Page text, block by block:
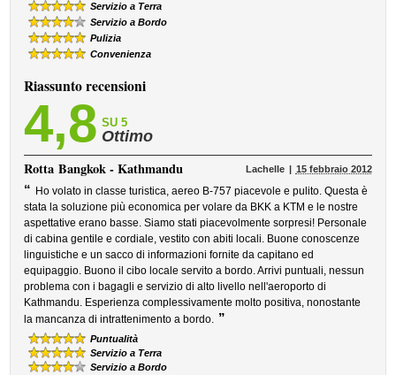
Servizio a Terra
Servizio a Bordo
Pulizia
Convenienza
Riassunto recensioni
4,8 SU 5
Ottimo
RottaBangkok - Kathmandu Lachelle 15 febbraio 2012
“ Ho volato in classe turistica, aereo B-757 piacevole e pulito. Questa è
stata la soluzione più economica per volare da BKK a KTM e le nostre
aspettative erano basse. Siamo stati piacevolmente sorpresi! Personale
di cabina gentile e cordiale, vestito con abiti locali. Buone conoscenze
linguistiche e un sacco di informazioni fornite da capitano ed
equipaggio. Buono il cibo locale servito a bordo. Arrivi puntuali, nessun
problema con i bagagli e servizio di alto livello nell'aeroporto di
Kathmandu. Esperienza complessivamente molto positiva, nonostante
la mancanza di intrattenimento a bordo. ”
Puntualità
Servizio a Terra
Servizio a Bordo